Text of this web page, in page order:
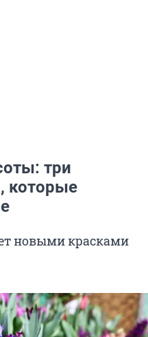
три
которые
новыми красками